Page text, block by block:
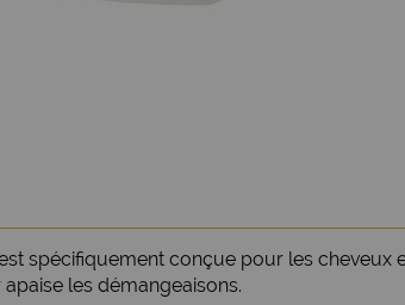
spécifiquement conçue pour les cheveux
les démangeaisons.